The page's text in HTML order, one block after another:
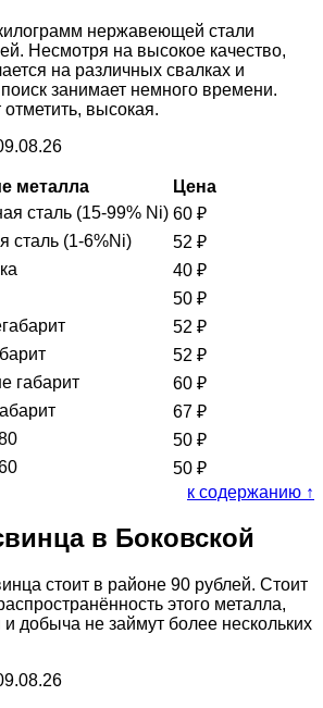
нержавеющей стали
Несмотря на высокое качество,
на различных свалках и
занимает немного времени.
отметить, высокая.
металла
Цена
сталь (15-99% Ni) 60 ₽
сталь (1-6%Ni)
52 ₽
40 ₽
50 ₽
52 ₽
52 ₽
габарит
60 ₽
67 ₽
50 ₽
50 ₽
к содержанию ↑
в Боковской
стоит в районе 90 рублей. Стоит
этого металла,
и добыча не займут более нескольких